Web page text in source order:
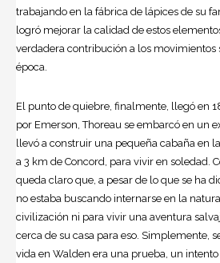
trabajando en la fábrica de lápices de su
logró mejorar la calidad de estos
verdadera contribución a los movimientos
época.
El punto de quiebre, finalmente, llegó en
por Emerson, Thoreau se embarcó en un
llevó a construir una pequeña cabaña en
a 3 km de Concord, para vivir en soledad.
queda claro que, a pesar de lo que se ha
no estaba buscando internarse en la
civilización ni para vivir una aventura
cerca de su casa para eso. Simplemente,
vida en Walden era una prueba, un